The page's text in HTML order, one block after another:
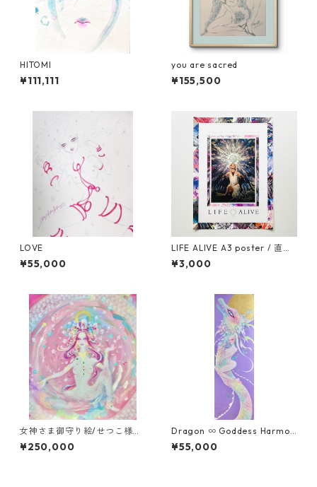
HITOMI
¥111,111
you are sacred
¥155,500
LOVE
¥55,000
LIFE ALIVE A3 poster / 直筆
サイン入り
¥3,000
女神さま御守り絵/せつこ様専
用オーダーページ
¥250,000
Dragon ∞ Goddess Harmon
y / GCLEE PRINT(高画質プリ
ント)
¥55,000